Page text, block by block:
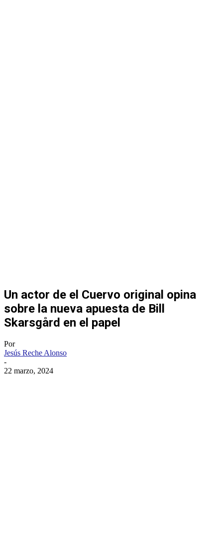
Un actor de el Cuervo original opina
sobre la nueva apuesta de Bill
Skarsgård en el papel
Por
Jesús Reche Alonso
-
22 marzo, 2024